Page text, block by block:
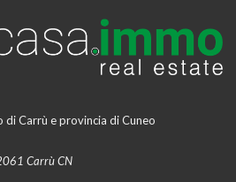
Carrù e provincia di Cuneo
Carrù CN